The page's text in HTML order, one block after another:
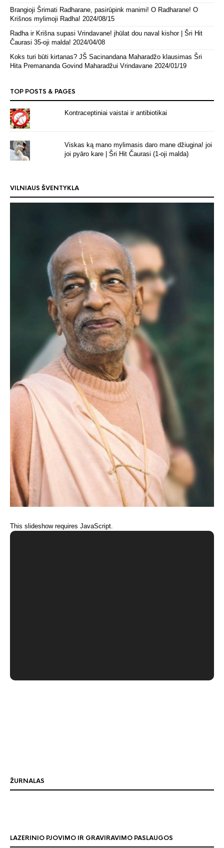
Brangioji Šrimati Radharane, pasirūpink manimi! O Radharane! O
Krišnos mylimoji Radha! 2024/08/15
Radha ir Krišna supasi Vrindavane! jhūlat dou naval kishor | Šri Hit
Čaurasi 35-oji malda! 2024/04/08
Koks turi būti kirtanas? JŠ Sacinandana Maharadžo klausimas Šri
Hita Premananda Govind Maharadžui Vrindavane 2024/01/19
TOP POSTS & PAGES
Kontraceptiniai vaistai ir antibiotikai
Viskas ką mano mylimasis daro mane džiugina! joi
joi pyāro kare | Šri Hit Čaurasi (1-oji malda)
VILNIAUS ŠVENTYKLA
This slideshow requires JavaScript.
ŽURNALAS
LAZERINIO PJOVIMO IR GRAVIRAVIMO PASLAUGOS